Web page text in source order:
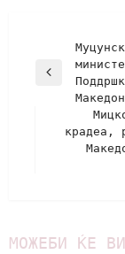
крадеа,
МОЖЕБИ ЌЕ